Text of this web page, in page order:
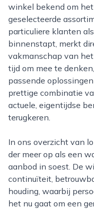
winkel bekend om
geselecteerde
particuliere klanten
binnenstapt, merkt
vakmanschap van
tijd om mee te
passende
prettige combinatie
actuele, eigentijdse
terugkeren.
In ons overzicht van lokale winkels nemen wij ad van
der meer op als een
aanbod in soest. De
continuïteit,
houding, waarbij
het nu gaat om een